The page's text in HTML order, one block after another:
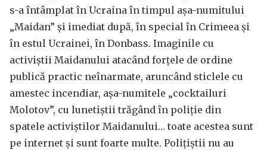
s-a întâmplat în Ucraina în timpul așa-numitului
„Maidan” și imediat după, în special în Crimeea și
în estul Ucrainei, în Donbass. Imaginile cu
activiștii Maidanului atacând forțele de ordine
publică practic neînarmate, aruncând sticlele cu
amestec incendiar, așa-numitele „cocktailuri
Molotov”, cu lunetiștii trăgând în poliție din
spatele activiștilor Maidanului… toate acestea sunt
pe internet și sunt foarte multe. Polițiștii nu au